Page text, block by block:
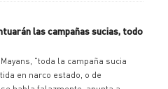
las campañas sucias, todo
"toda la campaña sucia
en narco estado, o de